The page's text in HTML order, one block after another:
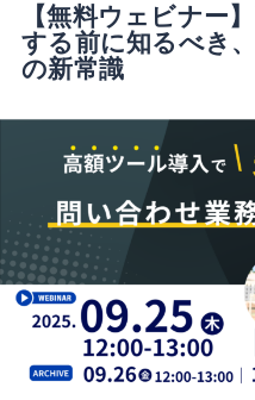
【無料ウェビナー
する前に知るべき
の新常識